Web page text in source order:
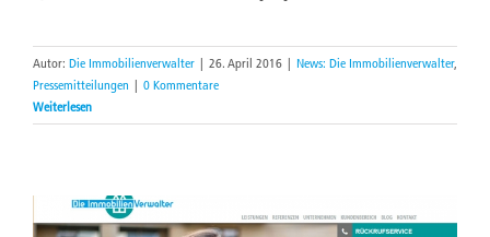
Autor: Die Immobilienverwalter | 26. April 2016 | News: Die Immobilienverwalter,
Pressemitteilungen | 0 Kommentare
Weiterlesen